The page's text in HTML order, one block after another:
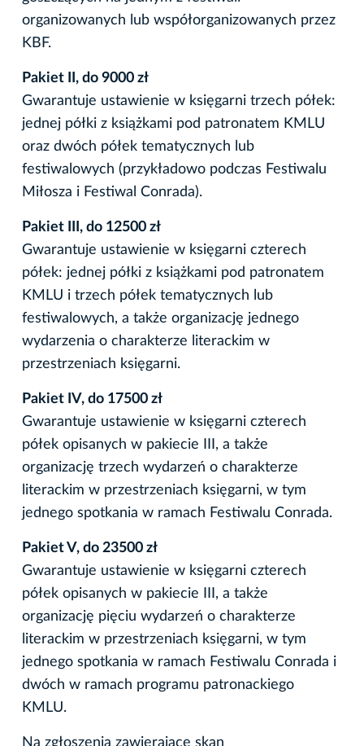
organizowanych lub współorganizowanych przez
KBF.
Pakiet II, do 9000 zł
Gwarantuje ustawienie w księgarni trzech półek:
jednej półki z książkami pod patronatem KMLU
oraz dwóch półek tematycznych lub
festiwalowych (przykładowo podczas Festiwalu
Miłosza i Festiwal Conrada).
Pakiet III, do 12500 zł
Gwarantuje ustawienie w księgarni czterech
półek: jednej półki z książkami pod patronatem
KMLU i trzech półek tematycznych lub
festiwalowych, a także organizację jednego
wydarzenia o charakterze literackim w
przestrzeniach księgarni.
Pakiet IV, do 17500 zł
Gwarantuje ustawienie w księgarni czterech
półek opisanych w pakiecie III, a także
organizację trzech wydarzeń o charakterze
literackim w przestrzeniach księgarni, w tym
jednego spotkania w ramach Festiwalu Conrada.
Pakiet V, do 23500 zł
Gwarantuje ustawienie w księgarni czterech
półek opisanych w pakiecie III, a także
organizację pięciu wydarzeń o charakterze
literackim w przestrzeniach księgarni, w tym
jednego spotkania w ramach Festiwalu Conrada i
dwóch w ramach programu patronackiego
KMLU.
Na zgłoszenia zawierające skan